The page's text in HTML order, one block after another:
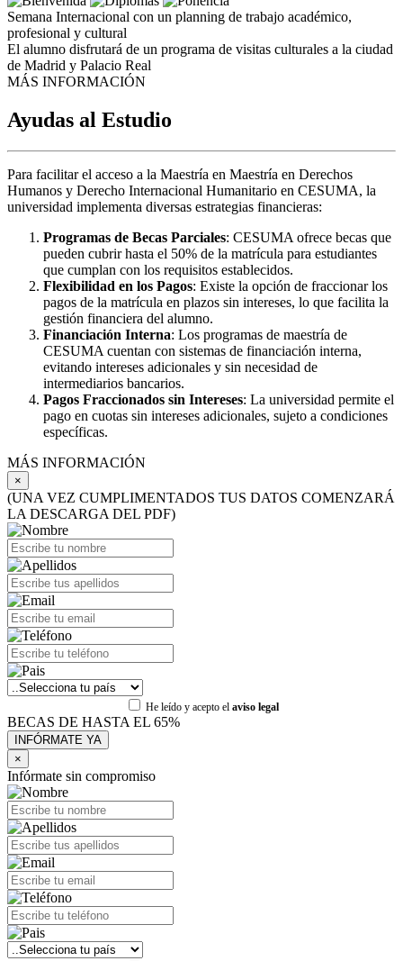
Semana Internacional con un planning de trabajo académico,
profesional y cultural
El alumno disfrutará de un programa de visitas culturales a la ciudad
de Madrid y Palacio Real
MÁS INFORMACIÓN
Ayudas al Estudio
Para facilitar el acceso a la Maestría en Maestría en Derechos
Humanos y Derecho Internacional Humanitario en CESUMA, la
universidad implementa diversas estrategias financieras:
Programas de Becas Parciales: CESUMA ofrece becas que
pueden cubrir hasta el 50% de la matrícula para estudiantes
que cumplan con los requisitos establecidos.
Flexibilidad en los Pagos: Existe la opción de fraccionar los
pagos de la matrícula en plazos sin intereses, lo que facilita la
gestión financiera del alumno.
Financiación Interna: Los programas de maestría de
CESUMA cuentan con sistemas de financiación interna,
evitando intereses adicionales y sin necesidad de
intermediarios bancarios.
Pagos Fraccionados sin Intereses: La universidad permite el
pago en cuotas sin intereses adicionales, sujeto a condiciones
específicas.
MÁS INFORMACIÓN
×
(UNA VEZ CUMPLIMENTADOS TUS DATOS COMENZARÁ
LA DESCARGA DEL PDF)
He leído y acepto el aviso legal
BECAS DE HASTA EL 65%
×
Infórmate sin compromiso